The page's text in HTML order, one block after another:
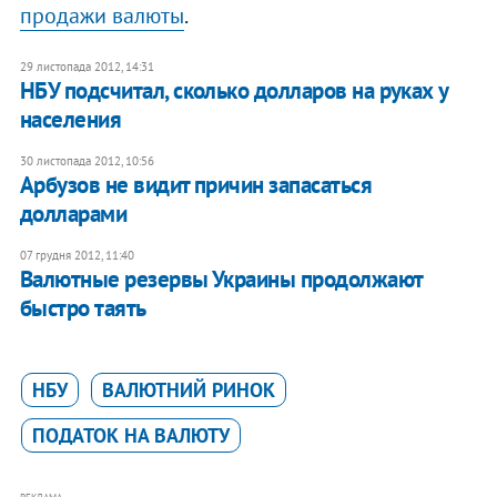
продажи валюты.
29 листопада 2012, 14:31
НБУ подсчитал, сколько долларов на руках у
населения
30 листопада 2012, 10:56
Арбузов не видит причин запасаться
долларами
07 грудня 2012, 11:40
Валютные резервы Украины продолжают
быстро таять
НБУ
ВАЛЮТНИЙ РИНОК
ПОДАТОК НА ВАЛЮТУ